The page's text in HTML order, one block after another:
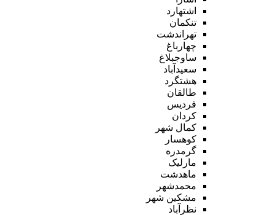
اشتهارد
تنکمان
تهراندشت
چهارباغ
ساوجبلاغ
سعیدآباد
هشتگرد
طالقان
فردیس
کردان
کمال شهر
کوهسار
گرمدره
مارلیک
ماهدشت
محمدشهر
مشکین شهر
نظرآباد